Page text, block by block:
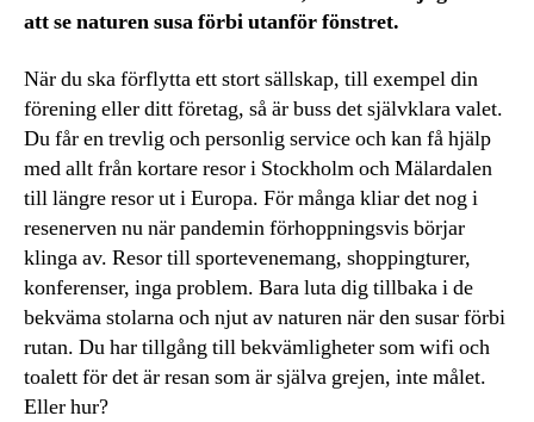
att se naturen susa förbi utanför fönstret.
När du ska förflytta ett stort sällskap, till exempel din
förening eller ditt företag, så är buss det självklara valet.
Du får en trevlig och personlig service och kan få hjälp
med allt från kortare resor i Stockholm och Mälardalen
till längre resor ut i Europa. För många kliar det nog i
resenerven nu när pandemin förhoppningsvis börjar
klinga av. Resor till sportevenemang, shoppingturer,
konferenser, inga problem. Bara luta dig tillbaka i de
bekväma stolarna och njut av naturen när den susar förbi
rutan. Du har tillgång till bekvämligheter som wifi och
toalett för det är resan som är själva grejen, inte målet.
Eller hur?